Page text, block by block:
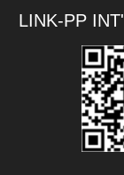
LINK-PP